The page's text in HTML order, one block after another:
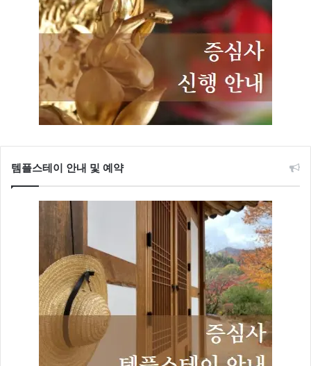
템플스테이 안내 및 예약